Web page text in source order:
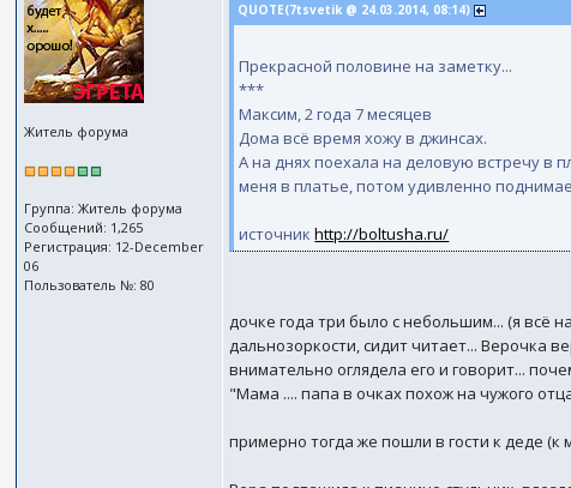
Житель форума
Группа: Житель форума
Сообщений: 1,265
Регистрация: 12-December
06
Пользователь №: 80
QUOTE(7tsvetik @ 24.03.2014, 08:14)
Прекрасной половине на заметку...
***
Максим, 2 года 7 месяцев
Дома всё время хожу в джинсах.
А на днях поехала на деловую встречу в
меня в платье, потом удивленно
источникhttp://boltusha.ru/
дочке года три было с небольшим... (я всё
дальнозоркости, сидит читает... Верочка
внимательно оглядела его и говорит...
"Мама .... папа в очках похож на чужого
примерно тогда же пошли в гости к деде (к